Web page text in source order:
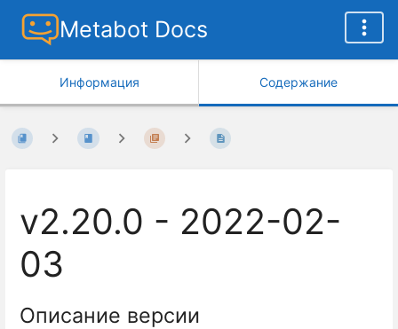
Metabot Docs
Информация Содержание
v2.20.0 - 2022-02-
03
Описание версии